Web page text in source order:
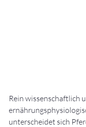
Rein wissenschaftlich
unterscheidet sich